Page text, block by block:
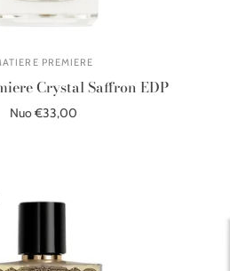
PREMIERE
Crystal Saffron EDP
Nuo €33,00